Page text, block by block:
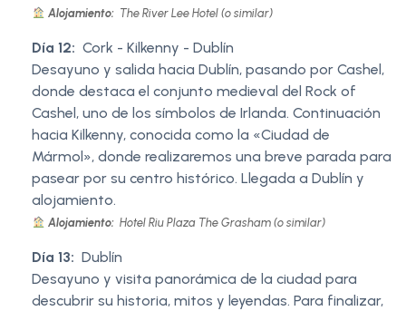
Alojamiento: The River Lee Hotel (o similar)
Día 12: Cork - Kilkenny - Dublín
Desayuno y salida hacia Dublín, pasando por Cashel,
donde destaca el conjunto medieval del Rock of
Cashel, uno de los símbolos de Irlanda. Continuación
hacia Kilkenny, conocida como la «Ciudad de
Mármol», donde realizaremos una breve parada para
pasear por su centro histórico. Llegada a Dublín y
alojamiento.
Alojamiento: Hotel Riu Plaza The Grasham (o similar)
Día 13: Dublín
Desayuno y visita panorámica de la ciudad para
descubrir su historia, mitos y leyendas. Para finalizar,